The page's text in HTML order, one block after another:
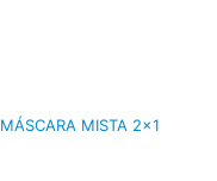
MÁSCARA MISTA 2×1